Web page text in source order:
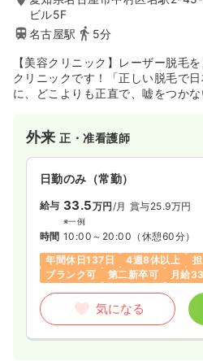
給与 22.5〜31.6 万円 /月 賞与
時間 8:00～18:00
年間休日120日
4週8休以上
気になる
日勤のみ（パート）
給与
お問い合わせください
時間 8:30～18:00（休憩90分）
気になる
ビル5F
名古屋駅
5分
【美容クリニック】レーザー脱毛
クリニックです！「正しい脱毛で
に、どこよりも正直で、嘘をつか
ています。栄駅徒歩5分圏内と立地
です。
外来正・准看護師
日勤のみ（常勤）
給与 33.5万円 /月 賞与25.9万円
※一例
時間 10:00～20:00 （休憩60分）
年間休日137日
4週8休以上
ブランク可
第二新卒可 月給
気になる